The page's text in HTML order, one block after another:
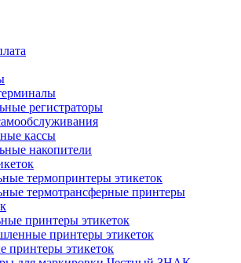
регистраторы
кассы
накопители
термопринтеры этикеток
термотрансферные принтеры
принтеры этикеток
принтеры этикеток
принтеры этикеток